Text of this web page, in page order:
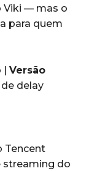
Viki — mas o
para quem
Versão
delay
Tencent
streaming do